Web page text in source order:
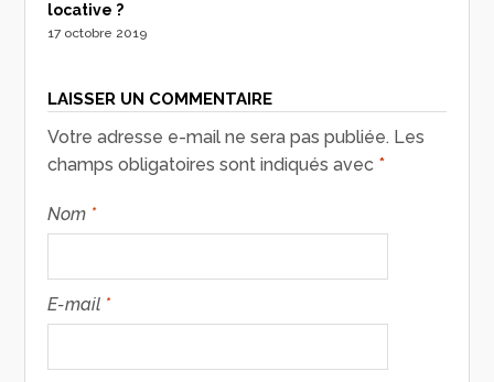
locative ?
17 octobre 2019
LAISSER UN COMMENTAIRE
Votre adresse e-mail ne sera pas publiée. Les
champs obligatoires sont indiqués avec *
Nom *
E-mail *